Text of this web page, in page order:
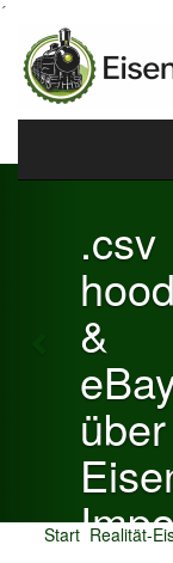
´
.csv
&
über
Previous
Start Realität-